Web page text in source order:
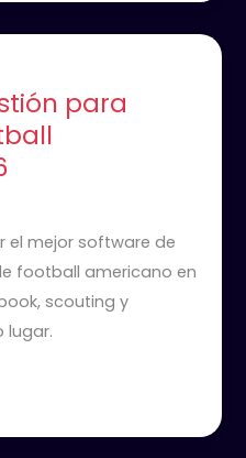
para
el mejor software de
football americano en
scouting y
lugar.